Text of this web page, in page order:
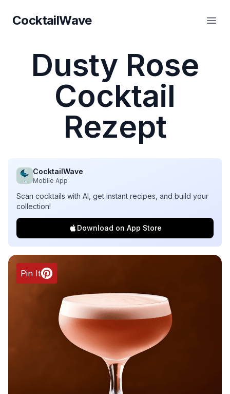
CocktailWave
CocktailWave
Dusty Rose
Cocktail
Rezept
CocktailWave
Mobile App
Scan cocktails with AI, get instant recipes, and build your
collection!
Download on App Store
Pin It